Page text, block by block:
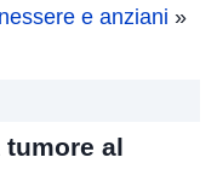
e anziani »
tumore al